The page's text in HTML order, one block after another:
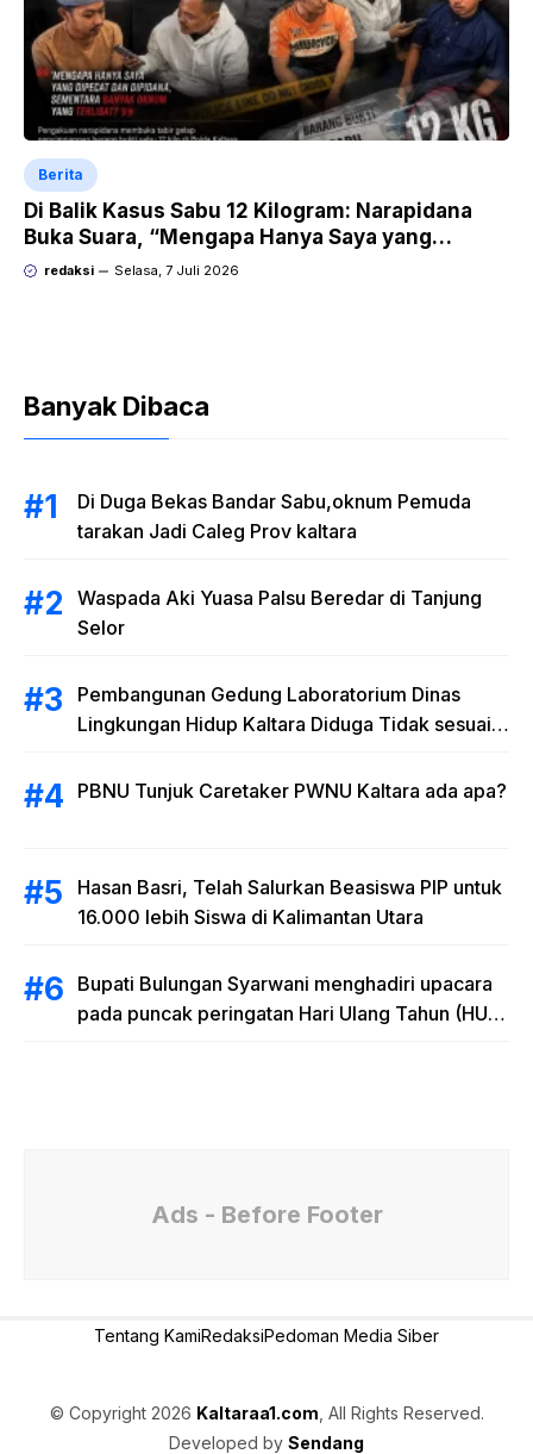
Berita
Di Balik Kasus Sabu 12 Kilogram: Narapidana
Buka Suara, “Mengapa Hanya Saya yang
Dipecat dan Dipidana?
redaksi Selasa, 7 Juli 2026
Banyak Dibaca
Di Duga Bekas Bandar Sabu,oknum Pemuda
tarakan Jadi Caleg Prov kaltara
Waspada Aki Yuasa Palsu Beredar di Tanjung
Selor
Pembangunan Gedung Laboratorium Dinas
Lingkungan Hidup Kaltara Diduga Tidak sesuai
PBNU Tunjuk Caretaker PWNU Kaltara ada apa?
Hasan Basri, Telah Salurkan Beasiswa PIP untuk
16.000 lebih Siswa di Kalimantan Utara
Bupati Bulungan Syarwani menghadiri upacara
pada puncak peringatan Hari Ulang Tahun (HUT)
Ads - Before Footer
Tentang KamiRedaksiPedoman Media Siber
© Copyright 2026 Kaltaraa1.com , All Rights Reserved.
Developed by Sendang